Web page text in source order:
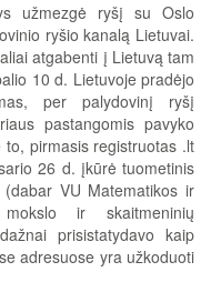
užmezgė ryšį su Oslo
ryšio kanalą Lietuvai.
atgabenti į Lietuvą tam
10 d. Lietuvoje pradėjo
per palydovinį ryšį
pastangomis pavyko
pirmasis registruotas .lt
26 d. įkūrė tuometinis
VU Matematikos ir
ir skaitmeninių
prisistatydavo kaip
adresuose yra užkoduoti